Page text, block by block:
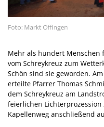
Mehr als hundert Menschen
vom Schreykreuz zum
Schön sind sie geworden.
erteilte Pfarrer Thomas
dem Schreykreuz am
feierlichen Lichterprozession
Kapellenweg anschließend
Foto: Markt Offingen